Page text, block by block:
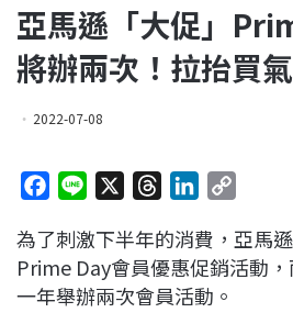
亞馬遜「大促」
將辦兩次！拉抬買
2022-07-08
c
e
b
n
e
r
e
a
n
k
e
p
y
為了刺激下半年的消費，亞馬
Prime Day會員優惠促銷活動
一年舉辦兩次會員活動。